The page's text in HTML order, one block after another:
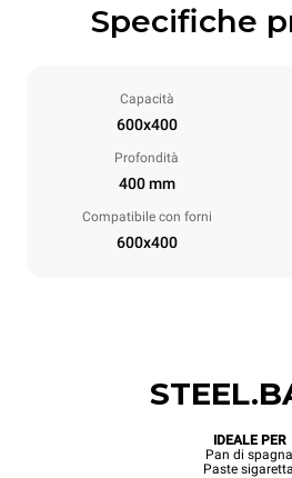
Specifiche
Capacità
600x400
Profondità
400 mm
Compatibile con forni
600x400
IDEALE PER
Pan di spagna
Paste sigaretta